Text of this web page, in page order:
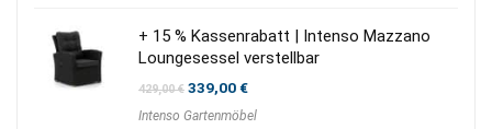
+ 15 % Kassenrabatt | Intenso Mazzano
Loungesessel verstellbar
429,00€ Ursprünglicher
war:
339,00€Aktueller
ist:
Intenso Gartenmöbel